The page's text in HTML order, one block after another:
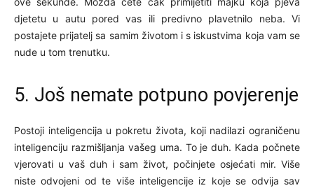
djetetu u autu pored vas ili predivno plavetnilo neba. Vi
postajete prijatelj sa samim životom i s iskustvima koja vam se
nude u tom trenutku.
5. Još nemate potpuno povjerenje
Postoji inteligencija u pokretu života, koji nadilazi ograničenu
inteligenciju razmišljanja vašeg uma. To je duh. Kada počnete
vjerovati u vaš duh i sam život, počinjete osjećati mir. Više
niste odvojeni od te više inteligencije iz koje se odvija sav